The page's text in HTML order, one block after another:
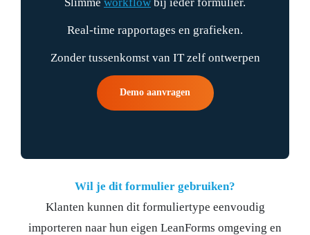
Real-time rapportages en grafieken.
Zonder tussenkomst van IT zelf ontwerpen
Demo aanvragen
Wil je dit formulier gebruiken?
Klanten kunnen dit formuliertype eenvoudig
importeren naar hun eigen LeanForms omgeving en